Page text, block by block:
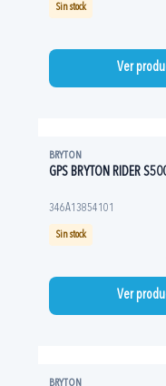
Sin stock
Ver
BRYTON
GPS BRYTON RIDER
346A13854101
Sin stock
Ver
BRYTON